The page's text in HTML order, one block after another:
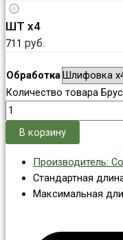
ШТ х4
711 руб.
Обработка
Количество товара
В корзину
Производитель:
Стандартная
Максимальная